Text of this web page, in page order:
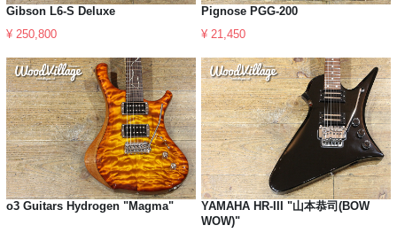
Gibson L6-S Deluxe
¥ 250,800
Pignose PGG-200
¥ 21,450
o3 Guitars Hydrogen "Magma"
YAMAHA HR-III "山本恭司(BOW
WOW)"